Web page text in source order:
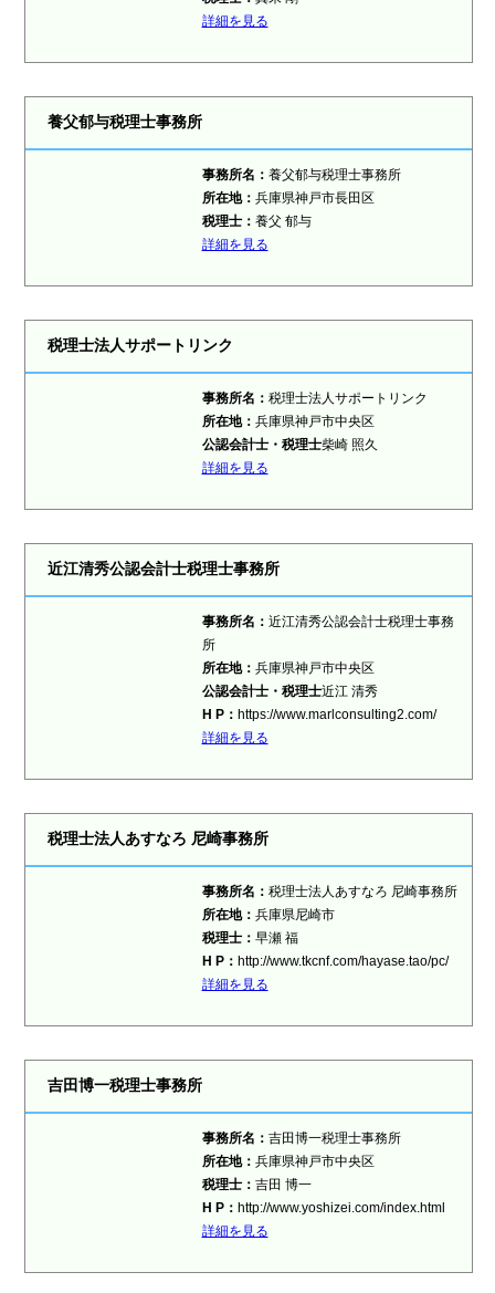
詳細を見る
養父郁与税理士事務所
事務所名： 養父郁与税理士事務所
所在地： 兵庫県神戸市長田区
税理士： 養父 郁与
詳細を見る
税理士法人サポートリンク
事務所名： 税理士法人サポートリンク
所在地： 兵庫県神戸市中央区
公認会計士・税理士柴崎 照久
詳細を見る
近江清秀公認会計士税理士事務所
事務所名： 近江清秀公認会計士税理士事務
所
所在地： 兵庫県神戸市中央区
公認会計士・税理士近江 清秀
H P： https://www.marlconsulting2.com/
詳細を見る
税理士法人あすなろ 尼崎事務所
事務所名： 税理士法人あすなろ 尼崎事務所
所在地： 兵庫県尼崎市
税理士： 早瀬 福
H P： http://www.tkcnf.com/hayase.tao/pc/
詳細を見る
吉田博一税理士事務所
事務所名： 吉田博一税理士事務所
所在地： 兵庫県神戸市中央区
税理士： 吉田 博一
H P： http://www.yoshizei.com/index.html
詳細を見る